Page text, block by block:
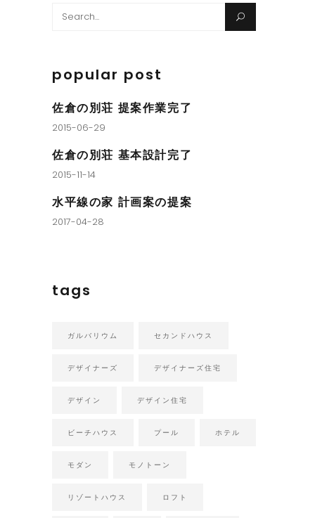
Search
popular post
佐倉の別荘 提案作業完了
2015-06-29
佐倉の別荘 基本設計完了
2015-11-14
水平線の家 計画案の提案
2017-04-28
tags
ガルバリウム セカンドハウス
デザイナーズ デザイナーズ住宅
デザイン デザイン住宅
ビーチハウス プール ホテル
モダン モノトーン
リゾートハウス ロフト